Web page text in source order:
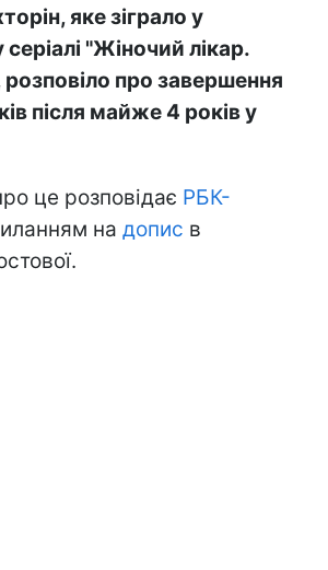
яке зіграло у
"Жіночий лікар.
про завершення
після майже 4 років у
це розповідає РБК-
на допис в